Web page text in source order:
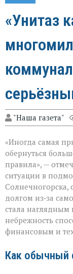
«Унитаз
"Наша газета"
«Иногда самая
обернуться
правила», —
ситуации в
Солнечногорска,
долгом из‑за
стала наглядным
небрежность
финансовым и
Как обычный